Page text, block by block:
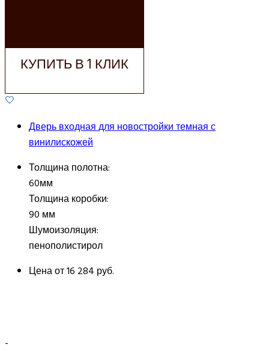
КУПИТЬ В 1 КЛИК
Дверь входная для новостройки темная с
винилискожей
Толщина полотна:
60мм
Толщина коробки:
90 мм
Шумоизоляция:
пенополистирол
Цена от16 284 руб.
-